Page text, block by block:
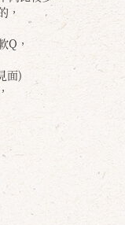
，
Q，
面)